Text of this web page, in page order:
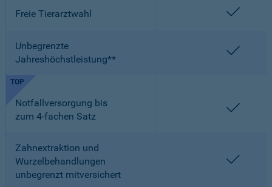
Freie Tierarztwahl
Unbegrenzte
Jahreshöchstleistung**
Notfallversorgung bis
zum 4-fachen Satz
TOP
Zahnextraktion und
Wurzelbehandlungen
unbegrenzt mitversichert